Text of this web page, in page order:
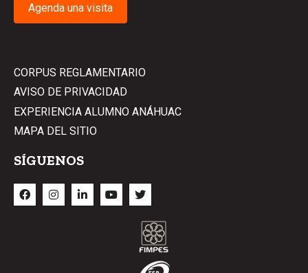
Agenda una visita
CORPUS REGLAMENTARIO
AVISO DE PRIVACIDAD
EXPERIENCIA ALUMNO ANÁHUAC
MAPA DEL SITIO
SÍGUENOS